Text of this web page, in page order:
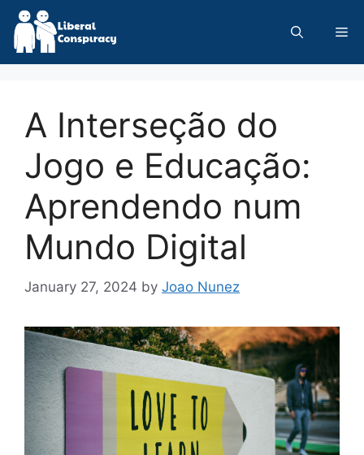
Skip
content
A Interseção do
Jogo e Educação:
Aprendendo num
Mundo Digital
January 27, 2024 by Joao Nunez